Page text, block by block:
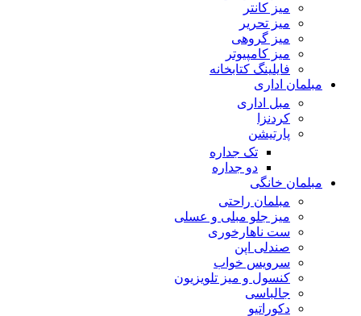
میز کانتر
میز تحریر
میز گروهی
میز کامپیوتر
فایلینگ کتابخانه
مبلمان اداری
مبل اداری
کردنزا
پارتیشن
تک جداره
دو جداره
مبلمان خانگی
مبلمان راحتی
میز جلو مبلی و عسلی
ست ناهارخوری
صندلی اپن
سرویس خواب
کنسول و میز تلویزیون
جالباسی
دکوراتیو